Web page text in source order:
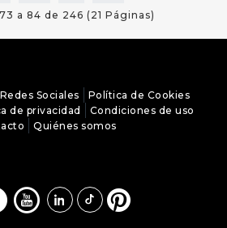
a 84 de 246 (21 Páginas)
Sociales
Política de Cookies
de privacidad
Condiciones de uso
Quiénes somos